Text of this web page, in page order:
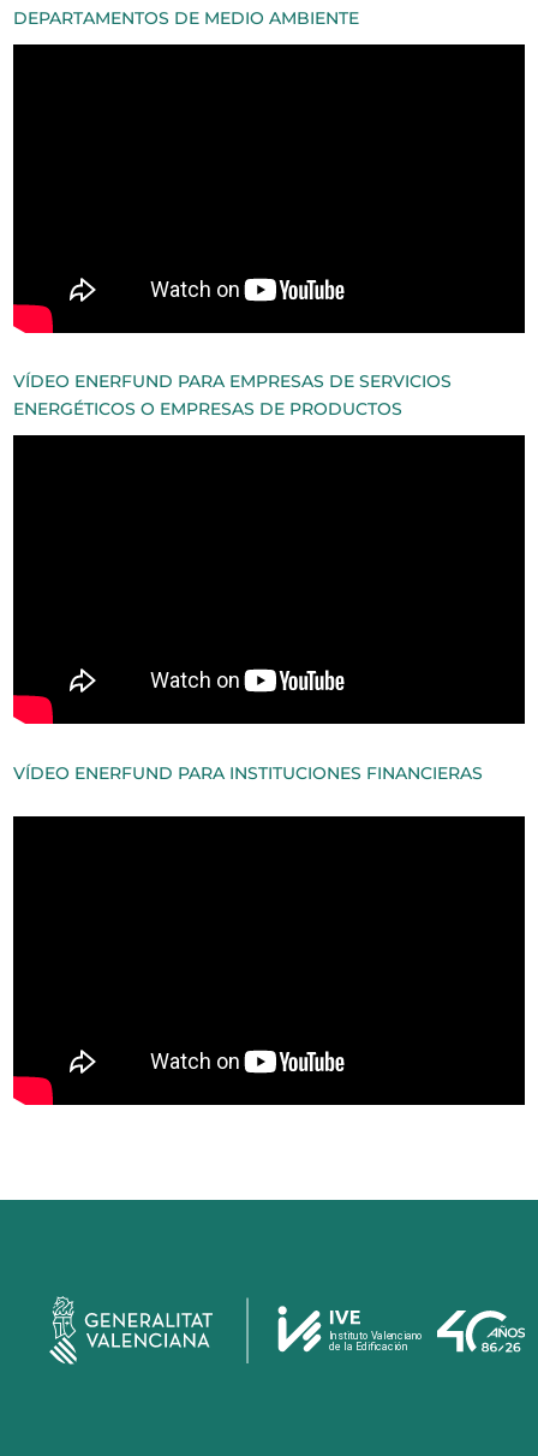
DEPARTAMENTOS DE MEDIO AMBIENTE
VÍDEO ENERFUND PARA EMPRESAS DE SERVICIOS
ENERGÉTICOS O EMPRESAS DE PRODUCTOS
VÍDEO ENERFUND PARA INSTITUCIONES FINANCIERAS